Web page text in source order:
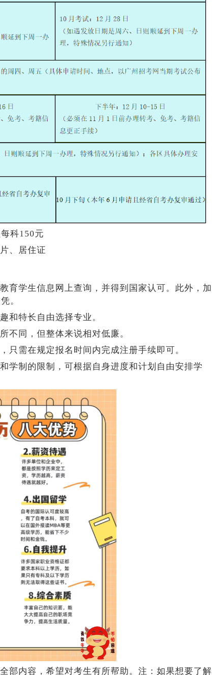
科150元
、居住证
育学生信息网上查询，并得到国家认可。此外，加
。
和特长自由选择专业。
不同，但整体来说相对低廉。
需在规定报名时间内完成注册手续即可。
学制的限制，可根据自身进度和计划自由安排学
部内容，希望对考生有所帮助。注：如果想要了解